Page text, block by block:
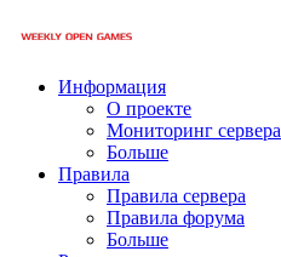
Информация
О проекте
Мониторинг сервера
Больше
Правила
Правила сервера
Правила форума
Больше